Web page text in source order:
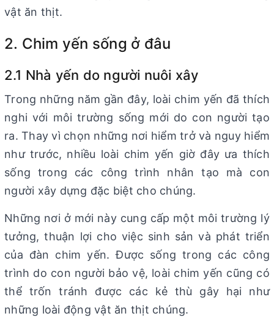
vật ăn thịt.
2. Chim yến sống ở đâu
2.1 Nhà yến do người nuôi xây
Trong những năm gần đây, loài chim yến đã thích
nghi với môi trường sống mới do con người tạo
ra. Thay vì chọn những nơi hiểm trở và nguy hiểm
như trước, nhiều loài chim yến giờ đây ưa thích
sống trong các công trình nhân tạo mà con
người xây dựng đặc biệt cho chúng.
Những nơi ở mới này cung cấp một môi trường lý
tưởng, thuận lợi cho việc sinh sản và phát triển
của đàn chim yến. Được sống trong các công
trình do con người bảo vệ, loài chim yến cũng có
thể trốn tránh được các kẻ thù gây hại như
những loài động vật ăn thịt chúng.